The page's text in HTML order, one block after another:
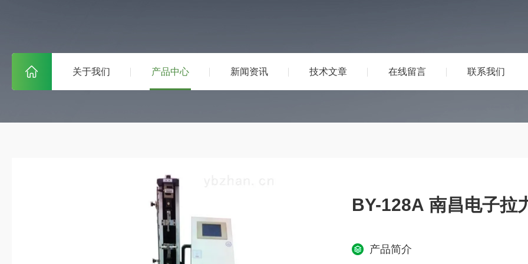
关于我们 产品中心 新闻资讯 技术文章 在线留言 联系我们
BY-128A 南昌电子拉
产品简介